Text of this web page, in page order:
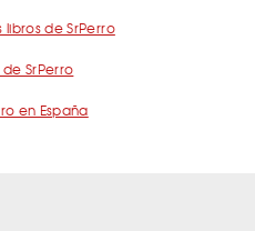
de SrPerro
SrPerro
en España